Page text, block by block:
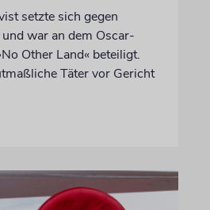
setzte sich gegen
war an dem Oscar-
Other Land« beteiligt.
Täter vor Gericht